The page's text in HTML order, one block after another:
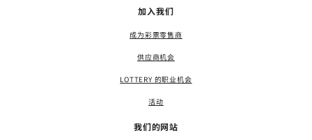
加入我们
成为彩票零售商
供应商机会
LOTTERY 的职业机会
活动
我们的网站